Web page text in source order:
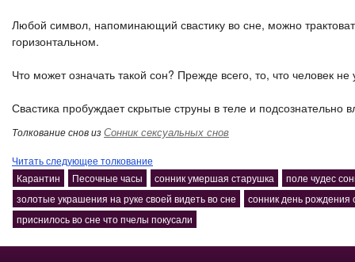
Любой символ, напоминающий свастику во сне, можно
горизонтальном.
Что может означать такой сон? Прежде всего, то, что человек
Свастика пробуждает скрытые струны в теле и подсознательно
Толкование снов изСонник сексуальных снов
Читать следующее толкование
Карантин
Песочные часы сонник умершая старушка
поле чудес
золотые украшения на руке своей видеть во сне
сонник день рождения
приснилось во сне что пчелы покусали